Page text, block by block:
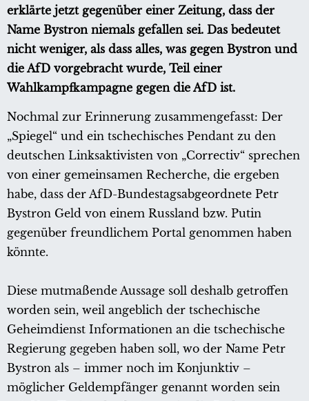
erklärte jetzt gegenüber einer Zeitung, dass der
Name Bystron niemals gefallen sei. Das bedeutet
nicht weniger, als dass alles, was gegen Bystron und
die AfD vorgebracht wurde, Teil einer
Wahlkampfkampagne gegen die AfD ist.
Nochmal zur Erinnerung zusammengefasst: Der
„Spiegel“ und ein tschechisches Pendant zu den
deutschen Linksaktivisten von „Correctiv“ sprechen
von einer gemeinsamen Recherche, die ergeben
habe, dass der AfD-Bundestagsabgeordnete Petr
Bystron Geld von einem Russland bzw. Putin
gegenüber freundlichem Portal genommen haben
könnte.
Diese mutmaßende Aussage soll deshalb getroffen
worden sein, weil angeblich der tschechische
Geheimdienst Informationen an die tschechische
Regierung gegeben haben soll, wo der Name Petr
Bystron als – immer noch im Konjunktiv –
möglicher Geldempfänger genannt worden sein